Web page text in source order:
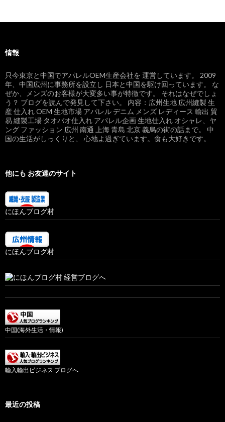
情報
只今東京と中国でアパレルOEM生産会社を 運営しています。 2009
年、中国広州に事務所を設立し 日本と中国を駆け回っています。 な
ぜか、メンズのお客様が大変多い事が特徴です。 それはなぜでしょ
う？ ブログを読んで発見して下さい。 内容：広州生地 広州縫製 生
産 仕入れ OEM 生地市場 アパレル デニム メンズ レディース 輸出 貿
易 縫製工場 タオバオ仕入れ アパレル企画 生地仕入れ オシャレ、ヤ
ング ファッション 広州 南通 上海 青島 北京 義烏の街の話まで。 中
国の生活がしっくりと、 心地よ過ぎています。食も大好きです。
他にも お友達のサイト
にほんブログ村
にほんブログ村
中国(海外生活・情報)
輸入輸出ビジネス ブログへ
最近の投稿